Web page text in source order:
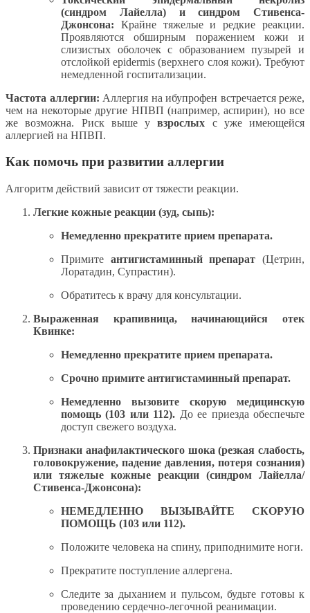
(синдром Лайелла) и синдром Стивенса-
Джонсона: Крайне тяжелые и редкие реакции.
Проявляются обширным поражением кожи и
слизистых оболочек с образованием пузырей и
отслойкой epidermis (верхнего слоя кожи). Требуют
немедленной госпитализации.
Частота аллергии: Аллергия на ибупрофен встречается реже,
чем на некоторые другие НПВП (например, аспирин), но все
же возможна. Риск выше увзрослых с уже имеющейся
аллергией на НПВП.
Как помочь при развитии аллергии
Алгоритм действий зависит от тяжести реакции.
Легкие кожные реакции (зуд, сыпь):
Немедленно прекратите прием препарата.
Примите антигистаминный препарат (Цетрин,
Лоратадин, Супрастин).
Обратитесь к врачу для консультации.
Выраженная крапивница, начинающийся отек
Квинке:
Немедленно прекратите прием препарата.
Срочно примите антигистаминный препарат.
Немедленно вызовите скорую медицинскую
помощь (103 или 112). До ее приезда обеспечьте
доступ свежего воздуха.
Признаки анафилактического шока (резкая слабость,
головокружение, падение давления, потеря сознания)
или тяжелые кожные реакции (синдром Лайелла/
Стивенса-Джонсона):
НЕМЕДЛЕННО ВЫЗЫВАЙТЕ СКОРУЮ
ПОМОЩЬ (103 или 112).
Положите человека на спину, приподнимите ноги.
Прекратите поступление аллергена.
Следите за дыханием и пульсом, будьте готовы к
проведению сердечно-легочной реанимации.